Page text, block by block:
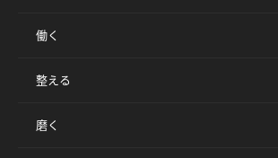
働く
整える
磨く